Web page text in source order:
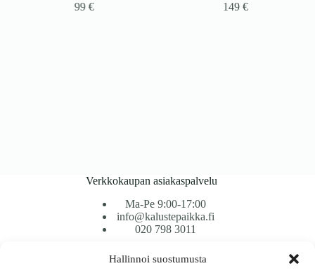
Hallinnoi suostumusta
99€
149€
Verkkokaupan asiakaspalvelu
Ma-Pe 9:00-17:00
info@kalustepaikka.fi
020 798 3011
Tavarantoimitus / Maksutavat